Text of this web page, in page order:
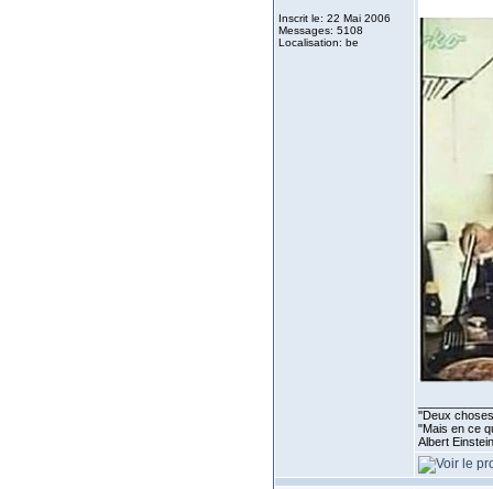
Inscrit le: 22 Mai 2006
Messages: 5108
Localisation: be
''Deux
"Mais en ce
Albert